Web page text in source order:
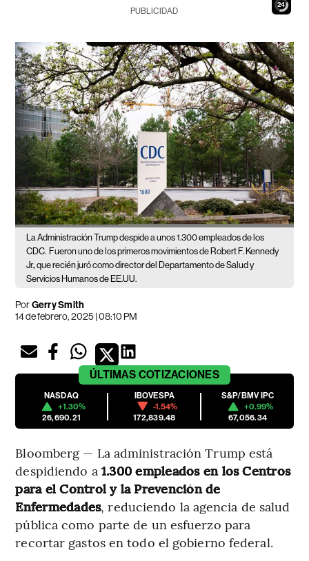
23
PUBLICIDAD
La Administración Trump despide a unos 1.300 empleados de los
CDC. Fueron uno de los primeros movimientos de Robert F. Kennedy
Jr., que recién juró como director del Departamento de Salud y
Servicios Humanos de EE.UU.
PorGerry Smith
14 de febrero, 2025 | 08:10 PM
ÚLTIMAS COTIZACIONES
NASDAQ
+1.30%
26,690.21
IBOVESPA
-1.54%
172,839.48
S&P/BMV IPC
+0.99%
67,056.34
Bloomberg — La administración Trump está
despidiendo a 1.300 empleados en los Centros
para el Control y la Prevención de
Enfermedades, reduciendo la agencia de salud
pública como parte de un esfuerzo para
recortar gastos en todo el gobierno federal.